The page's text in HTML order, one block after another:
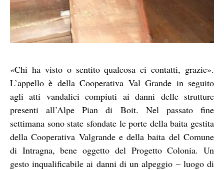
«Chi ha visto o sentito qualcosa ci contatti, grazie».
L’appello è della Cooperativa Val Grande in seguito
agli atti vandalici compiuti ai danni delle strutture
presenti all’Alpe Pian di Boit. Nel passato fine
settimana sono state sfondate le porte della baita gestita
della Cooperativa Valgrande e della baita del Comune
di Intragna, bene oggetto del Progetto Colonia. Un
gesto inqualificabile ai danni di un alpeggio – luogo di